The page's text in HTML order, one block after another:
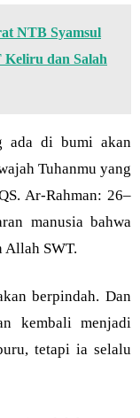
NTB Syamsul
dan Salah
ada di bumi akan
Tuhanmu yang
Ar-Rahman: 26–
manusia bahwa
Allah SWT.
berpindah. Dan
kembali menjadi
tetapi ia selalu